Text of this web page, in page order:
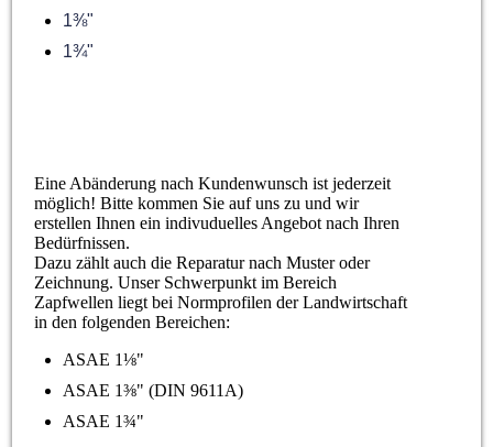
1⅜"
1¾"
Eine Abänderung nach Kundenwunsch ist jederzeit
möglich! Bitte kommen Sie auf uns zu und wir
erstellen Ihnen ein indivuduelles Angebot nach Ihren
Bedürfnissen.
Dazu zählt auch die Reparatur nach Muster oder
Zeichnung. Unser Schwerpunkt im Bereich
Zapfwellen liegt bei Normprofilen der Landwirtschaft
in den folgenden Bereichen:
ASAE 1⅛"
ASAE 1⅜" (DIN 9611A)
ASAE 1¾"